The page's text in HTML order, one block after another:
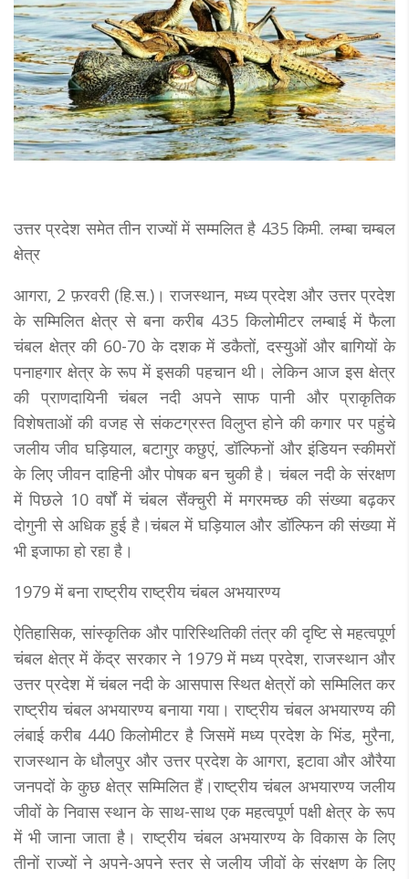
उत्तर प्रदेश समेत तीन राज्यों में सम्मलित है 435 किमी. लम्बा चम्बल
क्षेत्र
आगरा, 2 फ़रवरी (हि.स.)। राजस्थान, मध्य प्रदेश और उत्तर प्रदेश
के सम्मिलित क्षेत्र से बना करीब 435 किलोमीटर लम्बाई में फैला
चंबल क्षेत्र की 60-70 के दशक में डकैतों, दस्युओं और बागियों के
पनाहगार क्षेत्र के रूप में इसकी पहचान थी। लेकिन आज इस क्षेत्र
की प्राणदायिनी चंबल नदी अपने साफ पानी और प्राकृतिक
विशेषताओं की वजह से संकटग्रस्त विलुप्त होने की कगार पर पहुंचे
जलीय जीव घड़ियाल, बटागुर कछुएं, डॉल्फिनों और इंडियन स्कीमरों
के लिए जीवन दाहिनी और पोषक बन चुकी है। चंबल नदी के संरक्षण
में पिछले 10 वर्षों में चंबल सैंक्चुरी में मगरमच्छ की संख्या बढ़कर
दोगुनी से अधिक हुई है।चंबल में घड़ियाल और डॉल्फिन की संख्या में
भी इजाफा हो रहा है।
1979 में बना राष्ट्रीय राष्ट्रीय चंबल अभयारण्य
ऐतिहासिक, सांस्कृतिक और पारिस्थितिकी तंत्र की दृष्टि से महत्वपूर्ण
चंबल क्षेत्र में केंद्र सरकार ने 1979 में मध्य प्रदेश, राजस्थान और
उत्तर प्रदेश में चंबल नदी के आसपास स्थित क्षेत्रों को सम्मिलित कर
राष्ट्रीय चंबल अभयारण्य बनाया गया। राष्ट्रीय चंबल अभयारण्य की
लंबाई करीब 440 किलोमीटर है जिसमें मध्य प्रदेश के भिंड, मुरैना,
राजस्थान के धौलपुर और उत्तर प्रदेश के आगरा, इटावा और औरैया
जनपदों के कुछ क्षेत्र सम्मिलित हैं।राष्ट्रीय चंबल अभयारण्य जलीय
जीवों के निवास स्थान के साथ-साथ एक महत्वपूर्ण पक्षी क्षेत्र के रूप
में भी जाना जाता है। राष्ट्रीय चंबल अभयारण्य के विकास के लिए
तीनों राज्यों ने अपने-अपने स्तर से जलीय जीवों के संरक्षण के लिए